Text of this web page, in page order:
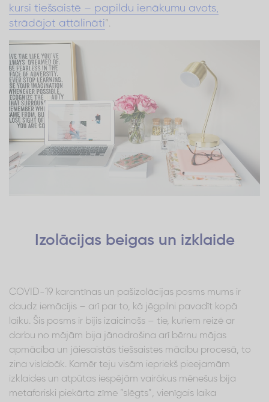
kursi tiešsaistē – papildu ienākumu avots,
strādājot attālināti”.
Izolācijas beigas un izklaide
COVID-19 karantīnas un pašizolācijas posms mums ir
daudz iemācījis – arī par to, kā jēgpilni pavadīt kopā
laiku. Šis posms ir bijis izaicinošs – tie, kuriem reizē ar
darbu no mājām bija jānodrošina arī bērnu mājas
apmācība un jāiesaistās tiešsaistes mācību procesā, to
zina vislabāk. Kamēr teju visām iepriekš pieejamām
izklaides un atpūtas iespējām vairākus mēnešus bija
metaforiski piekārta zīme “slēgts”, vienīgais laika